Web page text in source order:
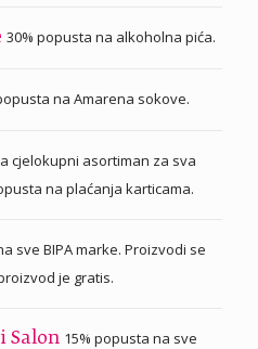
30% popusta na alkoholna pića.
na Amarena sokove.
cjelokupni asortiman za sva
na plaćanja karticama.
sve BIPA marke. Proizvodi se
je gratis.
Salon 15% popusta na sve